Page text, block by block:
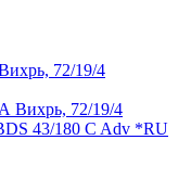
72/19/4
43/180 C Adv *RU